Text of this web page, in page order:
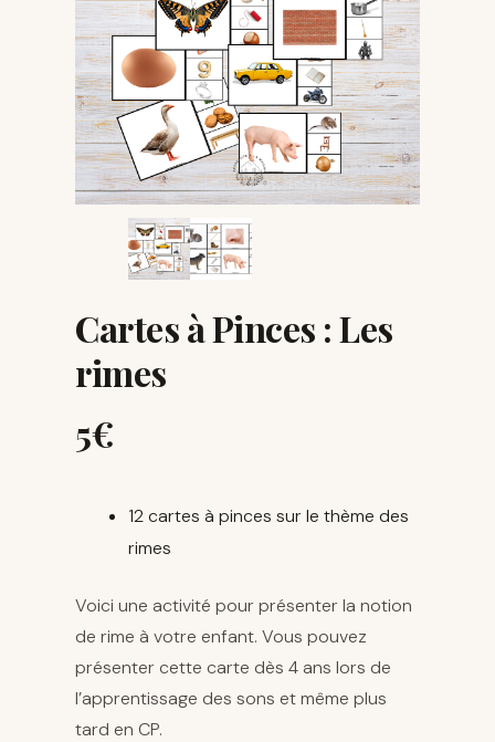
Cartes à Pinces : Les
rimes
5€
12 cartes à pinces sur le thème des
rimes
Voici une activité pour présenter la notion
de rime à votre enfant. Vous pouvez
présenter cette carte dès 4 ans lors de
l’apprentissage des sons et même plus
tard en CP.
Pinces
:
Les
rimes